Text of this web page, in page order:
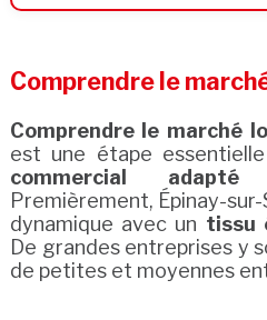
Comprendre le
Comprendre le marché
est une étape
commercial
Premièrement, Épinay-
dynamique avec un tissu
De grandes entreprises y
de petites et moyennes